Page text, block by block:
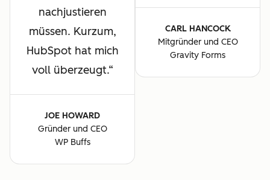
nachjustieren
müssen. Kurzum,
HubSpot hat mich
voll überzeugt.
JOE HOWARD
Gründer und CEO
WP Buffs
CARL HANCOCK
Mitgründer und CEO
Gravity Forms